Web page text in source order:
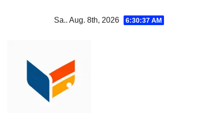
Sa.. Aug. 8th, 2026 6:30:37 AM